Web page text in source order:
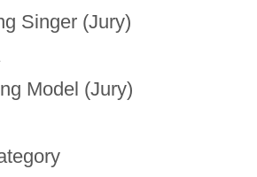
Singer (Jury)
Model (Jury)